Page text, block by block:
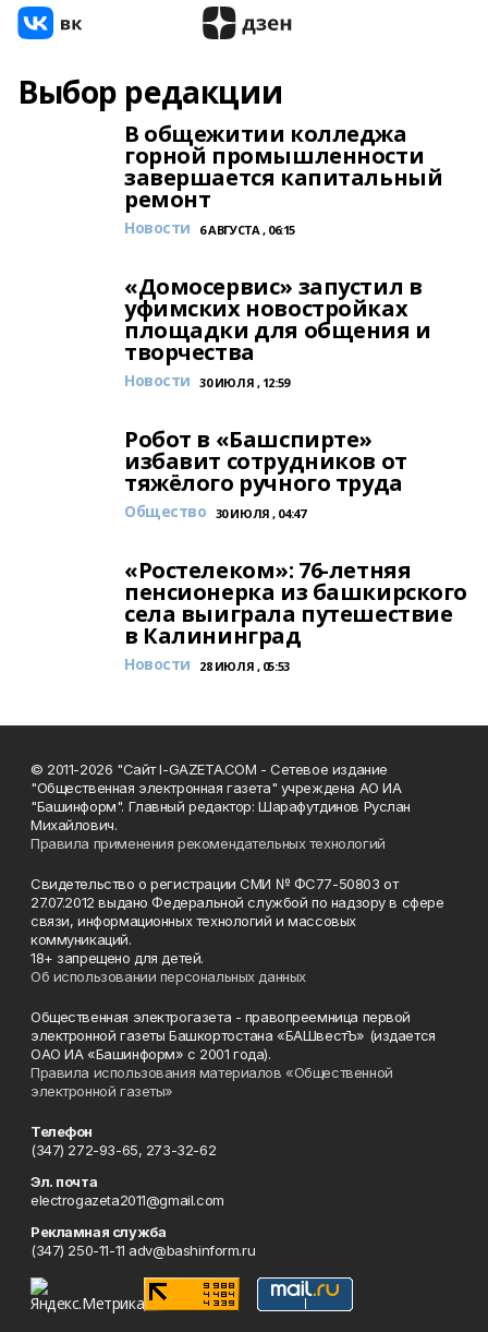
Выбор редакции
В общежитии колледжа
горной промышленности
завершается капитальный
ремонт
Новости 6 АВГУСТА , 06:15
«Домосервис» запустил в
уфимских новостройках
площадки для общения и
творчества
Новости 30 ИЮЛЯ , 12:59
Робот в «Башспирте»
избавит сотрудников от
тяжёлого ручного труда
Общество 30 ИЮЛЯ , 04:47
«Ростелеком»: 76-летняя
пенсионерка из башкирского
села выиграла путешествие
в Калининград
Новости 28 ИЮЛЯ , 05:53
© 2011-2026 "Сайт I-GAZETA.COM - Сетевое издание
"Общественная электронная газета" учреждена АО ИА
"Башинформ". Главный редактор: Шарафутдинов Руслан
Михайлович.
Правила применения рекомендательных технологий
Свидетельство о регистрации СМИ № ФС77-50803 от
27.07.2012 выдано Федеральной службой по надзору в сфере
связи, информационных технологий и массовых
коммуникаций.
18+ запрещено для детей.
Об использовании персональных данных
Общественная электрогазета - правопреемница первой
электронной газеты Башкортостана «БАШвестЪ» (издается
ОАО ИА «Башинформ» с 2001 года).
Правила использования материалов «Общественной
электронной газеты»
Телефон
(347) 272-93-65, 273-32-62
Эл. почта
electrogazeta2011@gmail.com
Рекламная служба
(347) 250-11-11 adv@bashinform.ru